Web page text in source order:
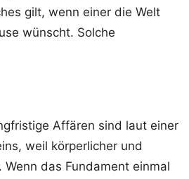
gilt, wenn einer die Welt
wünscht. Solche
Affären sind laut einer
weil körperlicher und
das Fundament einmal